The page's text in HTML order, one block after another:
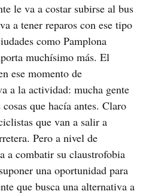
le va a costar subirse al bus
a tener reparos con ese tipo
como Pamplona
muchísimo más. El
ese momento de
a la actividad: mucha gente
que hacía antes. Claro
que van a salir a
Pero a nivel de
a combatir su claustrofobia
una oportunidad para
que busca una alternativa a